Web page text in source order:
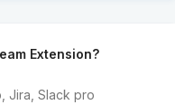
Extension?
Jira, Slack pro